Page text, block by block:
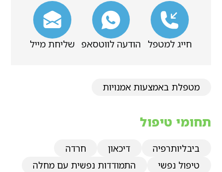
חייג למטפל הודעה לווטסאפ שליחת מייל
מטפלת באמצעות אמנויות
תחומי טיפול
ביבליותרפיה דיכאון
חרדה
טיפול נפשי
התמודדות נפשית עם מחלה